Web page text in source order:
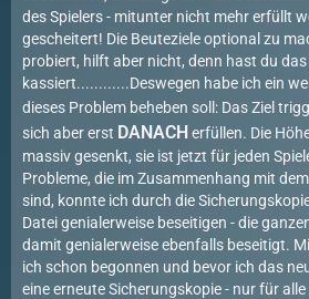
des Spielers - mitunter nicht mehr erfüllt
gescheitert! Die Beuteziele optional zu
probiert, hilft aber nicht, denn hast du
kassiert............Deswegen habe ich ein
dieses Problem beheben soll: Das Ziel
sich aber erst DANACHerfüllen. Die
massiv gesenkt, sie ist jetzt für jeden
Probleme, die im Zusammenhang mit
sind, konnte ich durch die
Datei genialerweise beseitigen - die
damit genialerweise ebenfalls beseitigt.
ich schon begonnen und bevor ich das
eine erneute Sicherungskopie - nur für alle